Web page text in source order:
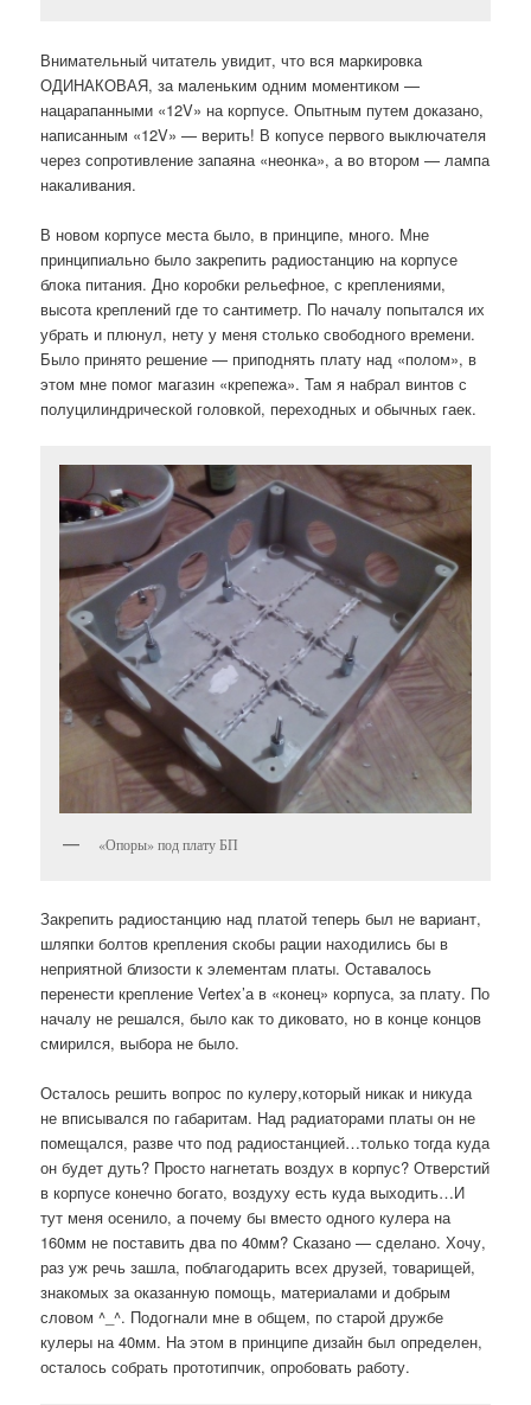
Внимательный читатель увидит, что вся маркировка
ОДИНАКОВАЯ, за маленьким одним моментиком —
нацарапанными «12V» на корпусе. Опытным путем доказано,
написанным «12V» — верить! В копусе первого выключателя
через сопротивление запаяна «неонка», а во втором — лампа
накаливания.
В новом корпусе места было, в принципе, много. Мне
принципиально было закрепить радиостанцию на корпусе
блока питания. Дно коробки рельефное, с креплениями,
высота креплений где то сантиметр. По началу попытался их
убрать и плюнул, нету у меня столько свободного времени.
Было принято решение — приподнять плату над «полом», в
этом мне помог магазин «крепежа». Там я набрал винтов с
полуцилиндрической головкой, переходных и обычных гаек.
«Опоры» под плату БП
Закрепить радиостанцию над платой теперь был не вариант,
шляпки болтов крепления скобы рации находились бы в
неприятной близости к элементам платы. Оставалось
перенести крепление Vertex’а в «конец» корпуса, за плату. По
началу не решался, было как то диковато, но в конце концов
смирился, выбора не было.
Осталось решить вопрос по кулеру,который никак и никуда
не вписывался по габаритам. Над радиаторами платы он не
помещался, разве что под радиостанцией…только тогда куда
он будет дуть? Просто нагнетать воздух в корпус? Отверстий
в корпусе конечно богато, воздуху есть куда выходить…И
тут меня осенило, а почему бы вместо одного кулера на
160мм не поставить два по 40мм? Сказано — сделано. Хочу,
раз уж речь зашла, поблагодарить всех друзей, товарищей,
знакомых за оказанную помощь, материалами и добрым
словом ^_^. Подогнали мне в общем, по старой дружбе
кулеры на 40мм. На этом в принципе дизайн был определен,
осталось собрать прототипчик, опробовать работу.